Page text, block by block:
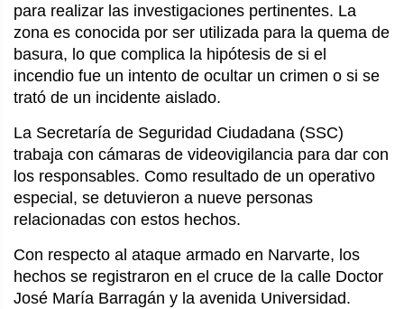
para realizar las investigaciones pertinentes. La
zona es conocida por ser utilizada para la quema de
basura, lo que complica la hipótesis de si el
incendio fue un intento de ocultar un crimen o si se
trató de un incidente aislado.
La Secretaría de Seguridad Ciudadana (SSC)
trabaja con cámaras de videovigilancia para dar con
los responsables. Como resultado de un operativo
especial, se detuvieron a nueve personas
relacionadas con estos hechos.
Con respecto al ataque armado en Narvarte, los
hechos se registraron en el cruce de la calle Doctor
José María Barragán y la avenida Universidad.